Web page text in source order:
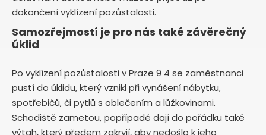
dokončení vyklízení pozůstalosti.
Samozřejmostí je pro nás také závěrečný
úklid
Po vyklízení pozůstalosti v Praze 9 4 se zaměstnanci
pustí do úklidu, který vznikl při vynášení nábytku,
spotřebičů, či pytlů s oblečením a lůžkovinami.
Schodiště zametou, popřípadě dají do pořádku také
výtah, který předem zakryjí, aby nedošlo k jeho